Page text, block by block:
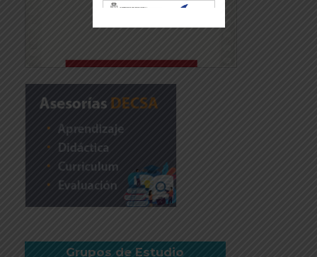
Grupos de Estudio
Revisar más información